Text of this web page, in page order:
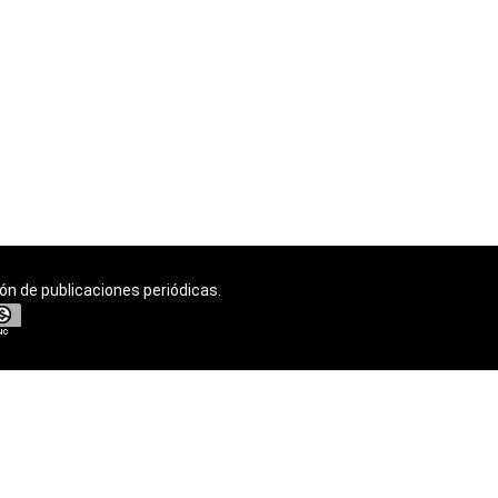
de publicaciones periódicas.